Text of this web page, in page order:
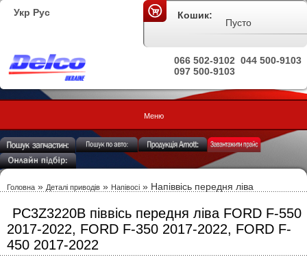
Укр Рус
044 500-9103
066 502-9102
097 500-9103
Кошик:
Пусто
Меню
Головна » Деталі приводів » Напівосі » Напіввісь передня ліва
PC3Z3220B піввісь передня ліва FORD F-550
2017-2022, FORD F-350 2017-2022, FORD F-
450 2017-2022